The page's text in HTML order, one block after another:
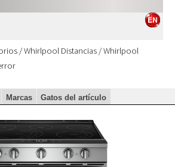
/Whirlpool Distancias /Whirlpool
Marcas Gatos del artículo